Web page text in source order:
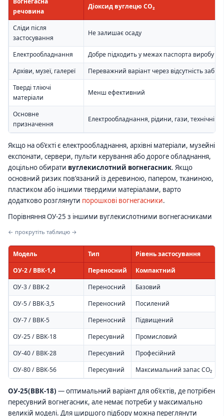
речовина
Діоксид вуглецю CO₂
Сліди після
застосування
Не залишає осаду
Електрообладнання
Добре підходить у межах паспорта виробу
Архіви, музеї, галереї
Переважний варіант через відсутність
Тверді тліючі
матеріали
Менш ефективний
Основне
призначення
Електрообладнання, рідини, гази, технічні
Якщо на об’єкті є електрообладнання, архівні матеріали, музейні
експонати, сервери, пульти керування або дороге обладнання,
доцільно обирати вуглекислотний вогнегасник. Якщо
основний ризик пов’язаний із деревиною, папером, тканиною,
пластиком або іншими твердими матеріалами, варто
додатково розглянути порошкові вогнегасники.
Порівняння ОУ-25 з іншими вуглекислотними вогнегасниками
← прокрутіть таблицю →
Модель Тип Рівень застосування
ОУ-2 / ВВК-1,4
Переносний Компактний
ОУ-3 / ВВК-2
Переносний Базовий
ОУ-5 / ВВК-3,5
Переносний Посилений
ОУ-7 / ВВК-5
Переносний Підвищений
ОУ-25 / ВВК-18
Пересувний Промисловий
ОУ-40 / ВВК-28
Пересувний Професійний
ОУ-80 / ВВК-56
Пересувний Максимальний запас CO₂
ОУ-25(ВВК-18) — оптимальний варіант для об’єктів, де потрібен
пересувний вогнегасник, але немає потреби у максимально
великій моделі. Для ширшого підбору можна переглянути